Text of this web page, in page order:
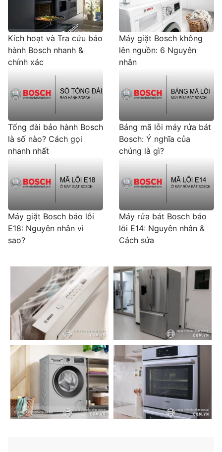
Kích hoạt và Tra cứu bảo
hành Bosch nhanh &
chính xác
Máy giặt Bosch không
lên nguồn: 6 Nguyên
nhân
Tổng đài bảo hành Bosch
là số nào? Cách gọi
nhanh nhất
Bảng mã lỗi máy rửa bát
Bosch: Ý nghĩa của
chúng là gì?
Máy giặt Bosch báo lỗi
E18: Nguyên nhân vì
sao?
Máy rửa bát Bosch báo
lỗi E14: Nguyên nhân &
Cách sửa